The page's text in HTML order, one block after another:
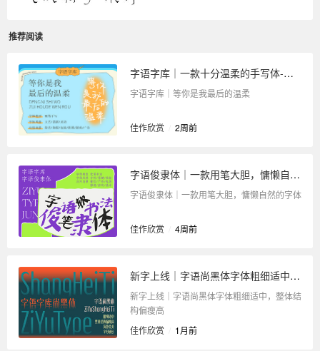
推荐阅读
字语字库｜一款十分温柔的手写体-等你是我最后的温柔
字语字库｜等你是我最后的温柔
佳作欣赏 2周前
字语俊隶体｜一款用笔大胆，慵懒自然的字体
字语俊隶体｜一款用笔大胆，慵懒自然的字体
佳作欣赏 4周前
新字上线｜字语尚黑体字体粗细适中，整体结构偏瘦高
新字上线｜字语尚黑体字体粗细适中，整体结
构偏瘦高
佳作欣赏
1月前